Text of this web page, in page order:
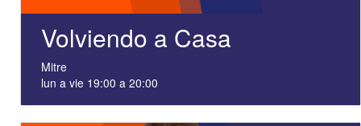
Volviendo a Casa
Mitre
lun a vie 19:00 a 20:00